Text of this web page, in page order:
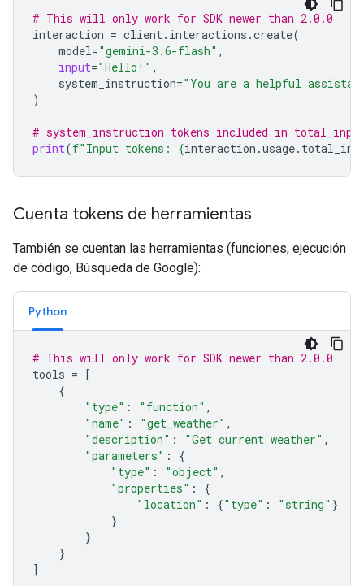
# This will only work for SDK newer than 2.0.0
interaction = client. interactions .create(
model="gemini-3.6-flash" ,
input="Hello!" ,
system_instruction="You are a helpful
)
# system_instruction tokens included in
print(f"Input tokens: {interaction .usage.
Cuenta tokens de herramientas
También se cuentan las herramientas (funciones, ejecución
de código, Búsqueda de Google):
Python
# This will only work for SDK newer than 2.0.0
tools = [
{
"type" : "function" ,
"name" : "get_weather" ,
"description" : "Get current weather" ,
"parameters" :
{
"type" : "object" ,
"properties" :
{
"location" : {"type" : "string" }
}
}
}
]